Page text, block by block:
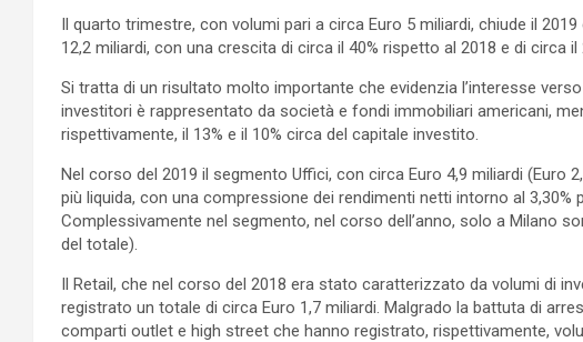
Il quarto trimestre, con volumi pari a circa Euro 5 miliardi, chiude il
12,2 miliardi, con una crescita di circa il 40% rispetto al 2018 e di circa
Si tratta di un risultato molto importante che evidenzia l’interesse
investitori è rappresentato da società e fondi immobiliari americani,
rispettivamente, il 13% e il 10% circa del capitale investito.
Nel corso del 2019 il segmento Uffici, con circa Euro 4,9 miliardi (Euro
più liquida, con una compressione dei rendimenti netti intorno al 3,30%
Complessivamente nel segmento, nel corso dell’anno, solo a Milano
del totale).
Il Retail, che nel corso del 2018 era stato caratterizzato da volumi di
registrato un totale di circa Euro 1,7 miliardi. Malgrado la battuta di
comparti outlet e high street che hanno registrato, rispettivamente,